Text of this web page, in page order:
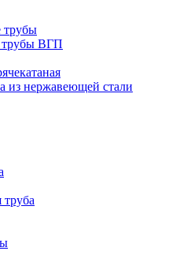
трубы
трубы ВГП
из нержавеющей стали
труба